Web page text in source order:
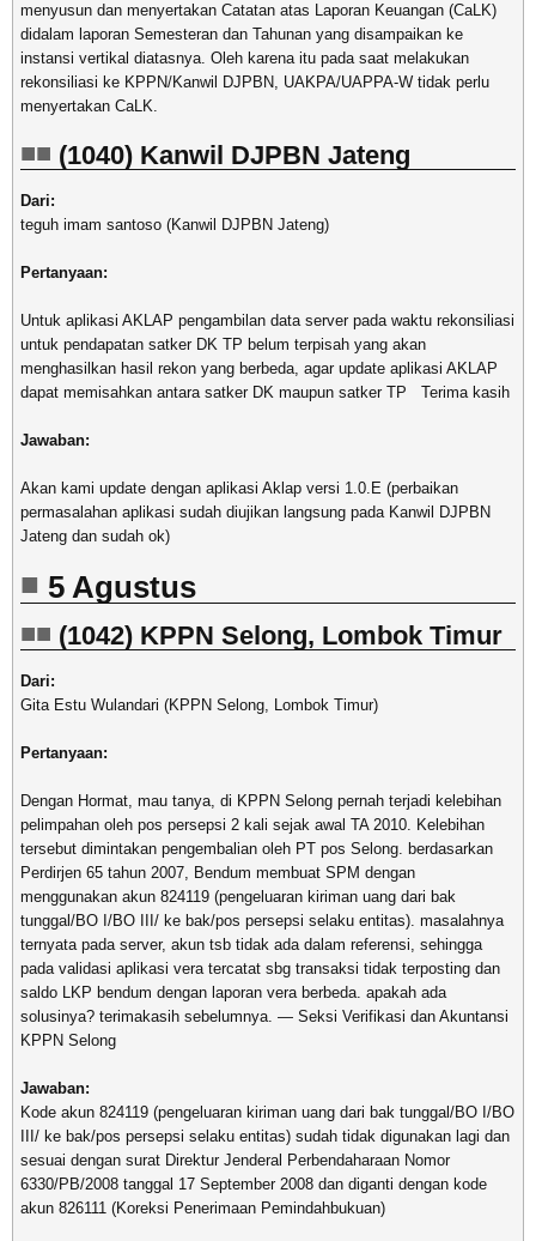
menyusun dan menyertakan Catatan atas Laporan Keuangan (CaLK)
didalam laporan Semesteran dan Tahunan yang disampaikan ke
instansi vertikal diatasnya. Oleh karena itu pada saat melakukan
rekonsiliasi ke KPPN/Kanwil DJPBN, UAKPA/UAPPA-W tidak perlu
menyertakan CaLK.
(1040) Kanwil DJPBN Jateng
Dari:
teguh imam santoso (Kanwil DJPBN Jateng)
Pertanyaan:
Untuk aplikasi AKLAP pengambilan data server pada waktu rekonsiliasi
untuk pendapatan satker DK TP belum terpisah yang akan
menghasilkan hasil rekon yang berbeda, agar update aplikasi AKLAP
dapat memisahkan antara satker DK maupun satker TP Terima kasih
Jawaban:
Akan kami update dengan aplikasi Aklap versi 1.0.E (perbaikan
permasalahan aplikasi sudah diujikan langsung pada Kanwil DJPBN
Jateng dan sudah ok)
5 Agustus
(1042) KPPN Selong, Lombok Timur
Dari:
Gita Estu Wulandari (KPPN Selong, Lombok Timur)
Pertanyaan:
Dengan Hormat, mau tanya, di KPPN Selong pernah terjadi kelebihan
pelimpahan oleh pos persepsi 2 kali sejak awal TA 2010. Kelebihan
tersebut dimintakan pengembalian oleh PT pos Selong. berdasarkan
Perdirjen 65 tahun 2007, Bendum membuat SPM dengan
menggunakan akun 824119 (pengeluaran kiriman uang dari bak
tunggal/BO I/BO III/ ke bak/pos persepsi selaku entitas). masalahnya
ternyata pada server, akun tsb tidak ada dalam referensi, sehingga
pada validasi aplikasi vera tercatat sbg transaksi tidak terposting dan
saldo LKP bendum dengan laporan vera berbeda. apakah ada
solusinya? terimakasih sebelumnya. — Seksi Verifikasi dan Akuntansi
KPPN Selong
Jawaban:
Kode akun 824119 (pengeluaran kiriman uang dari bak tunggal/BO I/BO
III/ ke bak/pos persepsi selaku entitas) sudah tidak digunakan lagi dan
sesuai dengan surat Direktur Jenderal Perbendaharaan Nomor
6330/PB/2008 tanggal 17 September 2008 dan diganti dengan kode
akun 826111 (Koreksi Penerimaan Pemindahbukuan)